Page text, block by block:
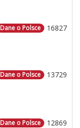
16827
Dane o Polsce
13729
Dane o Polsce
12869
Dane o Polsce